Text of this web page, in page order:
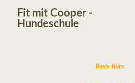
Fit mit Cooper -
Hundeschule
Basis-Kurs